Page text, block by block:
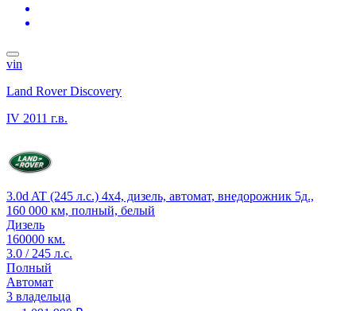
vin
Land Rover Discovery
IV 2011 г.в.
3.0d AT (245 л.с.) 4x4, дизель, автомат, внедорожник 5д.,
160 000 км, полный, белый
Дизель
160000 км.
3.0 / 245 л.с.
Полный
Автомат
3 владельца